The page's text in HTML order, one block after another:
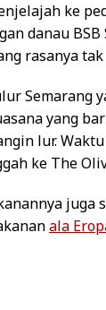
ke
danau
rasanya
Semarang
yang
lur.
ke The
juga
ala